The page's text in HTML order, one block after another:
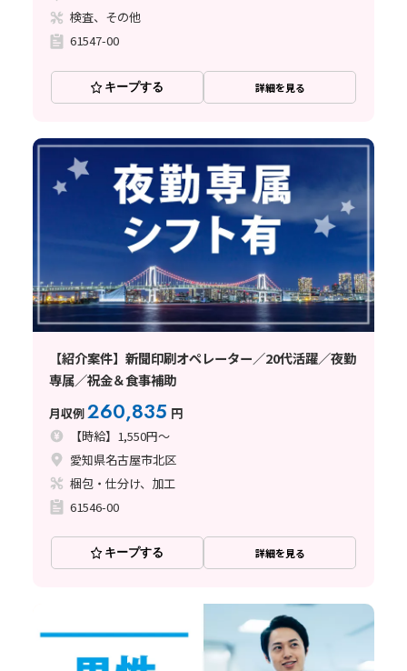
検査、その他
61547-00
キープする 詳細を見る
【紹介案件】新聞印刷オペレーター／20代活躍／夜勤
専属／祝金＆食事補助
月収例260,835 円
【時給】1,550円～
愛知県名古屋市北区
梱包・仕分け、加工
61546-00
キープする 詳細を見る